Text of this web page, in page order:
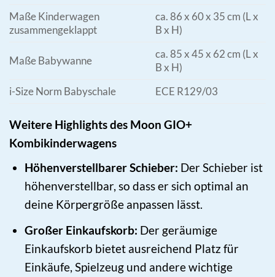
Maße Kinderwagen
zusammengeklappt
ca. 86 x 60 x 35 cm (L x
B x H)
Maße Babywanne
ca. 85 x 45 x 62 cm (L x
B x H)
i-Size Norm Babyschale
ECE R129/03
Weitere Highlights des Moon GIO+
Kombikinderwagens
Höhenverstellbarer Schieber: Der Schieber ist
höhenverstellbar, so dass er sich optimal an
deine Körpergröße anpassen lässt.
Großer Einkaufskorb: Der geräumige
Einkaufskorb bietet ausreichend Platz für
Einkäufe, Spielzeug und andere wichtige